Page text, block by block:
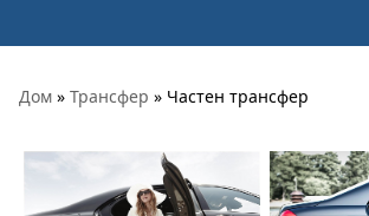
Дом » Трансфер » Частен трансфер